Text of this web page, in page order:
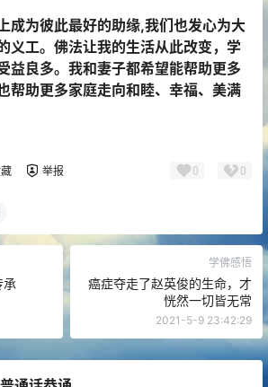
成为彼此最好的助缘,我们也发心为大
义工。佛法让我的生活从此改变，学
益良多。我和妻子都希望能帮助更多
帮助更多家庭走向和睦、幸福、美满
举报 0 0
承
学佛感悟
癌症夺走了赵英俊的生命，才
恍然一切皆无常
2021-5-9 23:42:29